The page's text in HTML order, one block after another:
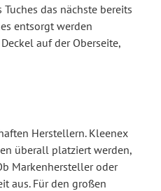
das nächste bereits
entsorgt werden
auf der Oberseite,
Herstellern. Kleenex
überall platziert werden,
Markenhersteller oder
aus. Für den großen